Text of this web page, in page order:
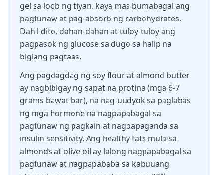
gel sa loob ng tiyan, kaya mas bumabagal ang
pagtunaw at pag-absorb ng carbohydrates.
Dahil dito, dahan-dahan at tuloy-tuloy ang
pagpasok ng glucose sa dugo sa halip na
biglang pagtaas.
Ang pagdagdag ng soy flour at almond butter
ay nagbibigay ng sapat na protina (mga 6-7
grams bawat bar), na nag-uudyok sa paglabas
ng mga hormone na nagpapabagal sa
pagtunaw ng pagkain at nagpapaganda sa
insulin sensitivity. Ang healthy fats mula sa
almonds at olive oil ay lalong nagpapabagal sa
pagtunaw at nagpapababa sa kabuuang